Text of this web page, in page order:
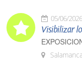
05/06/2026
Visibilizar
Salamanca